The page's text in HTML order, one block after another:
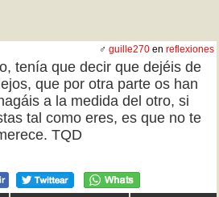
♂ guille270 en reflexiones
tenía que decir que dejéis de
que por otra parte os han
a la medida del otro, si
tal como eres, es que no te
TQD